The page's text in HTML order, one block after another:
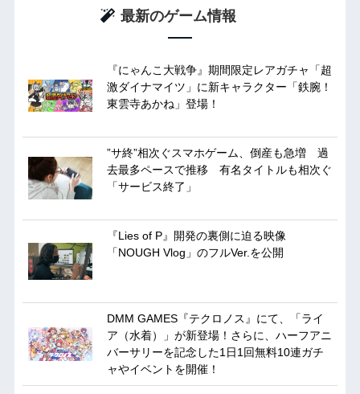
最新のゲーム情報
『にゃんこ大戦争』期間限定レアガチャ「超
激ダイナマイツ」に新キャラクター「鉄腕！
東雲寺あかね」登場！
”サ終”相次ぐスマホゲーム、倒産も急増 過
去最多ペースで推移 有名タイトルも相次ぐ
「サービス終了」
『Lies of P』開発の裏側に迫る映像
「NOUGH Vlog」のフルVer.を公開
DMM GAMES『テクロノス』にて、「ライ
ア（水着）」が新登場！さらに、ハーフアニ
バーサリーを記念した1日1回無料10連ガチ
ャやイベントを開催！